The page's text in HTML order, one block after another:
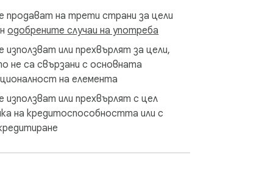
продават на трети страни за цели
одобрените случаи на употреба
използват или прехвърлят за цели,
не са свързани с основната
на елемента
използват или прехвърлят с цел
на кредитоспособността или с